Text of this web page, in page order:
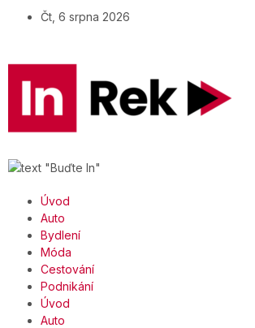
Čt, 6 srpna 2026
Úvod
Auto
Bydlení
Móda
Cestování
Podnikání
Úvod
Auto